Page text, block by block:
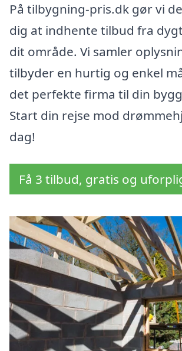
På tilbygning-pris.dk gør vi
dig at indhente tilbud fra
dit område. Vi samler
tilbyder en hurtig og enkel
det perfekte firma til din
Start din rejse mod
dag!
Få 3 tilbud, gratis og